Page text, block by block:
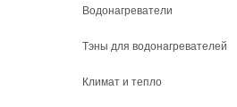
Водонагреватели
Тэны для водонагревателей
Климат и тепло